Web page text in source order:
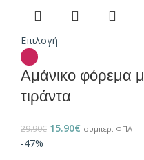
Επιλογή
Αμάνικο φόρεμα
τιράντα
29.90€ 15.90€ συμπερ. ΦΠΑ
-47%